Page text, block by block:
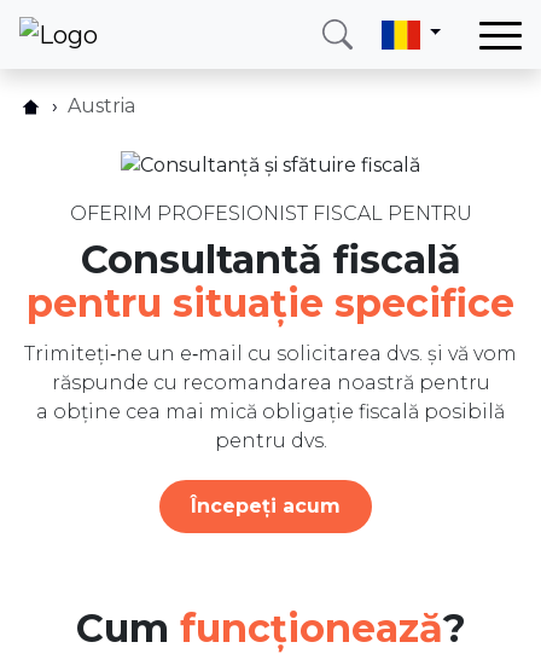
Date de contact
Despre noi
Sunați-ne Logare
(+420) 234 261 904
E-mail
info@neotax.eu
Cum functionează?
Lista de prețuri
Întrebări frecventee
Recenzii
Blog
Scrieți-ne
Austria
OFERIM PROFESIONIST FISCAL PENTRU
Consultantǎ fiscalǎ
pentru situaţie specifice
Trimiteți‑ne un e‑mail cu solicitarea dvs. și vă vom
răspunde cu recomandarea noastră pentru
a obține cea mai mică obligație fiscală posibilă
pentru dvs.
Începeți acum
Cum funcționează?